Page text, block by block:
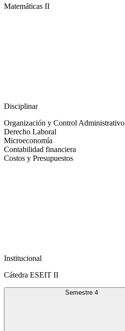
Matemáticas II
Disciplinar
Organización y Control Administrativo
Derecho Laboral
Microeconomía
Contabilidad financiera
Costos y Presupuestos
Institucional
Cátedra ESEIT II
Semestre 4